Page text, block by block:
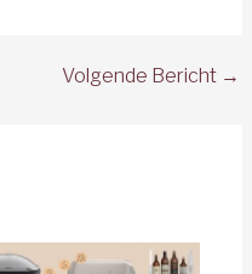
Volgende Bericht →